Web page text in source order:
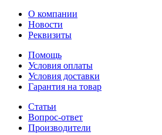
О компании
Новости
Реквизиты
Помощь
Условия оплаты
Условия доставки
Гарантия на товар
Статьи
Вопрос-ответ
Производители